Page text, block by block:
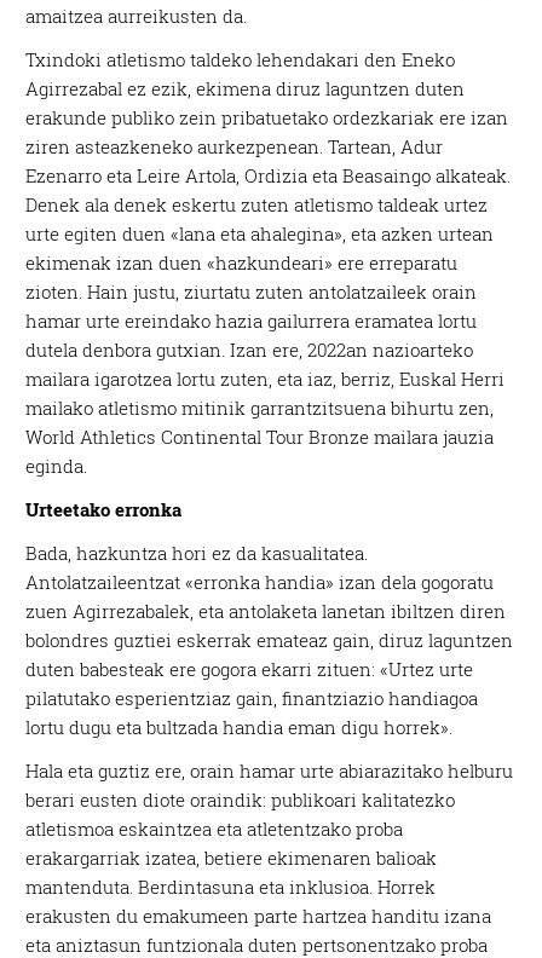
amaitzea aurreikusten da.
Txindoki atletismo taldeko lehendakari den Eneko
Agirrezabal ez ezik, ekimena diruz laguntzen duten
erakunde publiko zein pribatuetako ordezkariak ere izan
ziren asteazkeneko aurkezpenean. Tartean, Adur
Ezenarro eta Leire Artola, Ordizia eta Beasaingo alkateak.
Denek ala denek eskertu zuten atletismo taldeak urtez
urte egiten duen «lana eta ahalegina», eta azken urtean
ekimenak izan duen «hazkundeari» ere erreparatu
zioten. Hain justu, ziurtatu zuten antolatzaileek orain
hamar urte ereindako hazia gailurrera eramatea lortu
dutela denbora gutxian. Izan ere, 2022an nazioarteko
mailara igarotzea lortu zuten, eta iaz, berriz, Euskal Herri
mailako atletismo mitinik garrantzitsuena bihurtu zen,
World Athletics Continental Tour Bronze mailara jauzia
eginda.
Urteetako erronka
Bada, hazkuntza hori ez da kasualitatea.
Antolatzaileentzat «erronka handia» izan dela gogoratu
zuen Agirrezabalek, eta antolaketa lanetan ibiltzen diren
bolondres guztiei eskerrak emateaz gain, diruz laguntzen
duten babesteak ere gogora ekarri zituen: «Urtez urte
pilatutako esperientziaz gain, finantziazio handiagoa
lortu dugu eta bultzada handia eman digu horrek».
Hala eta guztiz ere, orain hamar urte abiarazitako helburu
berari eusten diote oraindik: publikoari kalitatezko
atletismoa eskaintzea eta atletentzako proba
erakargarriak izatea, betiere ekimenaren balioak
mantenduta. Berdintasuna eta inklusioa. Horrek
erakusten du emakumeen parte hartzea handitu izana
eta aniztasun funtzionala duten pertsonentzako proba